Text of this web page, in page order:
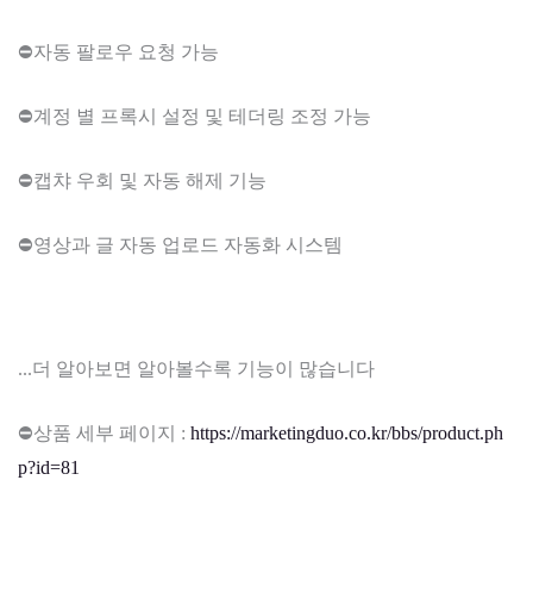
⛔자동 팔로우 요청 가능
⛔계정 별 프록시 설정 및 테더링 조정 가능
⛔캡챠 우회 및 자동 해제 기능
⛔영상과 글 자동 업로드 자동화 시스템
...더 알아보면 알아볼수록 기능이 많습니다
⛔상품 세부 페이지 : https://marketingduo.co.kr/bbs/product.ph
p?id=81